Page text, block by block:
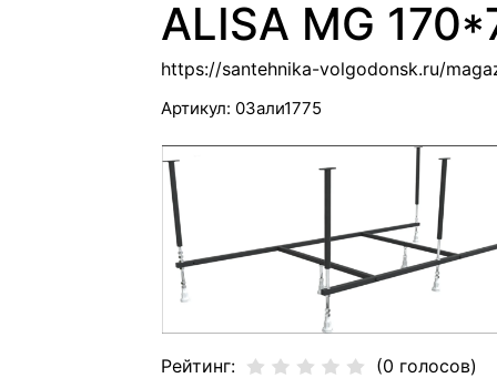
ALISA MG
https://santehnika-volgodonsk.ru/
Артикул: 03али1775
Рейтинг: (0 голосов)